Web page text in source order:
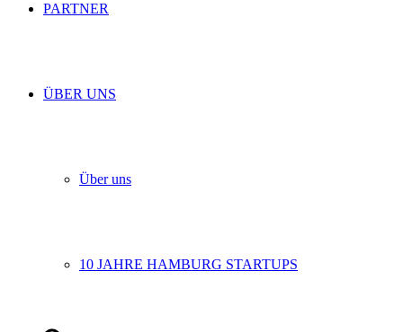
PARTNER
ÜBER UNS
Über uns
10 JAHRE HAMBURG STARTUPS